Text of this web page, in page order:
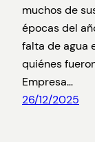
muchos de
épocas del
falta de agua
quiénes
Empresa…
26/12/2025